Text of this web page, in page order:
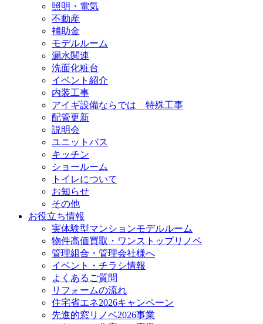
照明・電気
不動産
補助金
モデルルーム
漏水関連
洗面化粧台
イベント紹介
内装工事
アイギ設備ならでは 特殊工事
配管更新
説明会
ユニットバス
キッチン
ショールーム
トイレについて
お知らせ
その他
お役立ち情報
実体験型マンションモデルルーム
物件高価買取・ワンストップリノベ
管理組合・管理会社様へ
イベント・チラシ情報
よくあるご質問
リフォームの流れ
住宅省エネ2026キャンペーン
先進的窓リノベ2026事業